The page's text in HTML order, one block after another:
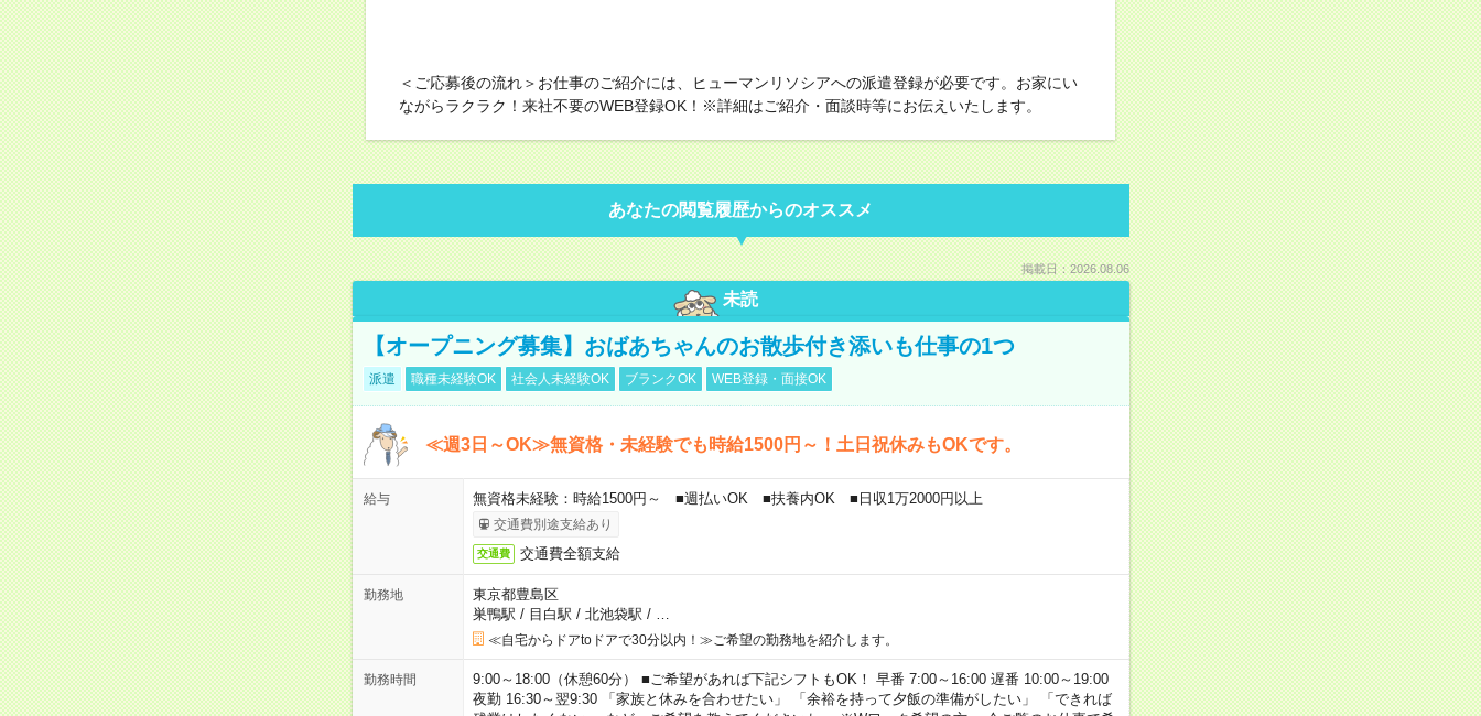
＜ご応募後の流れ＞お仕事のご紹介には、ヒューマンリソシアへの派遣登録が必要です。お家にい
ながらラクラク！来社不要のWEB登録OK！※詳細はご紹介・面談時等にお伝えいたします。
あなたの閲覧履歴からのオススメ
掲載日：2026.08.06
未読
【オープニング募集】おばあちゃんのお散歩付き添いも仕事の1つ
派遣 職種未経験OK 社会人未経験OK ブランクOK WEB登録・面接OK
≪週3日～OK≫無資格・未経験でも時給1500円～！土日祝休みもOKです。
給与 無資格未経験：時給1500円～ ■週払いOK ■扶養内OK ■日収1万2000円以上
交通費別途支給あり
交通費 交通費全額支給
勤務地
東京都豊島区
巣鴨駅 / 目白駅 / 北池袋駅 /
≪自宅からドアtoドアで30分以内！≫ご希望の勤務地を紹介します。
勤務時間
9:00～18:00（休憩60分） ■ご希望があれば下記シフトもOK！ 早番 7:00～16:00 遅番 10:00～19:00
夜勤 16:30～翌9:30 「家族と休みを合わせたい」 「余裕を持って夕飯の準備がしたい」 「できれば